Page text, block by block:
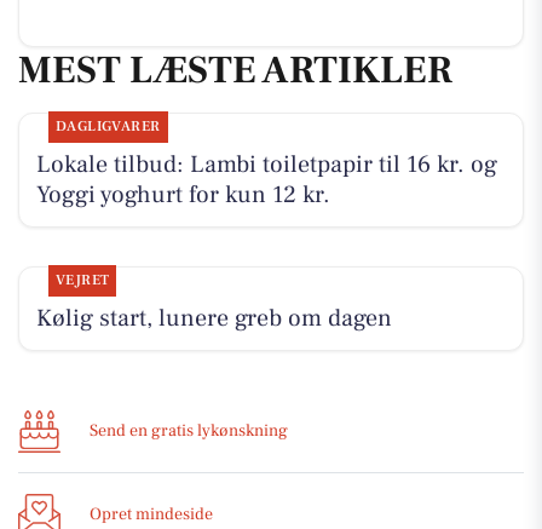
MEST LÆSTE ARTIKLER
DAGLIGVARER
Lokale tilbud: Lambi toiletpapir til 16 kr. og
Yoggi yoghurt for kun 12 kr.
VEJRET
Kølig start, lunere greb om dagen
Send en gratis lykønskning
Opret mindeside